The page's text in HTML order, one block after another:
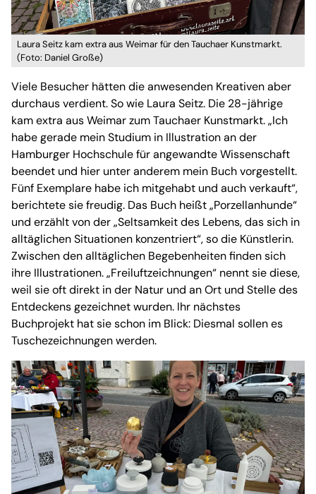
Laura Seitz kam extra aus Weimar für den Tauchaer Kunstmarkt.
(Foto: Daniel Große)
Viele Besucher hätten die anwesenden Kreativen aber
durchaus verdient. So wie Laura Seitz. Die 28-jährige
kam extra aus Weimar zum Tauchaer Kunstmarkt. „Ich
habe gerade mein Studium in Illustration an der
Hamburger Hochschule für angewandte Wissenschaft
beendet und hier unter anderem mein Buch vorgestellt.
Fünf Exemplare habe ich mitgehabt und auch verkauft“,
berichtete sie freudig. Das Buch heißt „Porzellanhunde“
und erzählt von der „Seltsamkeit des Lebens, das sich in
alltäglichen Situationen konzentriert“, so die Künstlerin.
Zwischen den alltäglichen Begebenheiten finden sich
ihre Illustrationen. „Freiluftzeichnungen“ nennt sie diese,
weil sie oft direkt in der Natur und an Ort und Stelle des
Entdeckens gezeichnet wurden. Ihr nächstes
Buchprojekt hat sie schon im Blick: Diesmal sollen es
Tuschezeichnungen werden.